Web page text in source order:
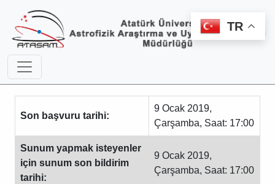
Son başvuru tarihi:
9 Ocak 2019,
Çarşamba, Saat: 17:00
Sunum yapmak isteyenler
için sunum son bildirim
tarihi:
9 Ocak 2019,
Çarşamba, Saat: 17:00
TR